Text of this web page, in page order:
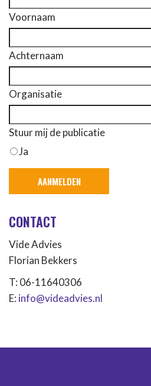
Voornaam
Achternaam
Organisatie
Stuur mij de publicatie
Ja
CONTACT
Vide Advies
Florian Bekkers
T: 06-11640306
E: info@videadvies.nl